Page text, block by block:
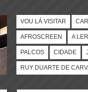
VOU LÁ VISITAR
AFROSCREEN A LER
PALCOS CIDADE
RUY DUARTE DE